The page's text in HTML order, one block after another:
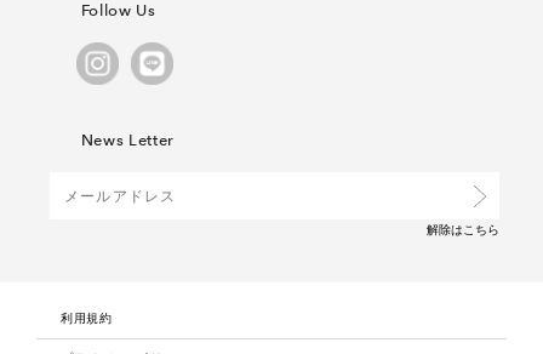
Follow Us
News Letter
解除はこちら
利用規約